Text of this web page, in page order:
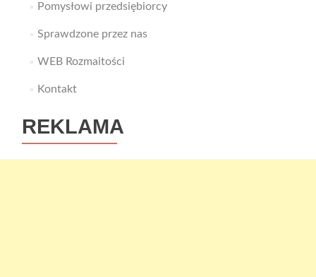
Pomysłowi przedsiębiorcy
Sprawdzone przez nas
WEB Rozmaitości
Kontakt
REKLAMA